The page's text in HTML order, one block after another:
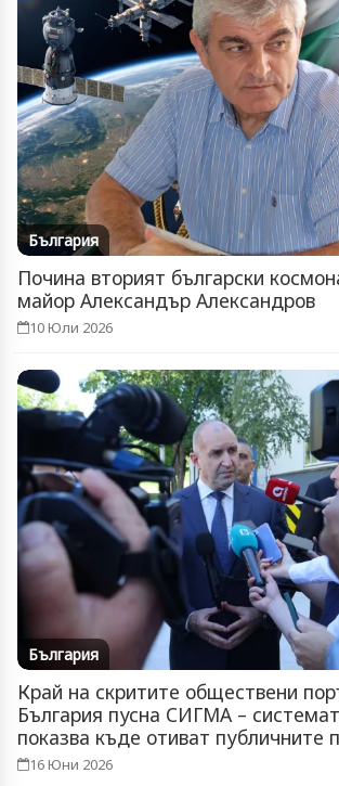
България
Почина вторият български
майор Александър Александров
10 Юли 2026
България
Край на скритите обществени
България пусна СИГМА –
показва къде отиват публичните
16 Юни 2026